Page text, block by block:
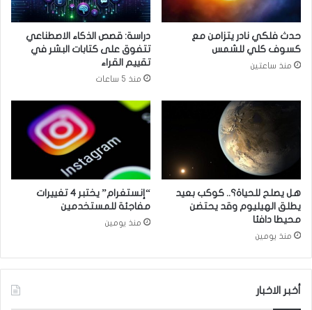
و
ا
ل
ت
ر
ة
د
خ
ا
ي
ل
ل
ر
ا
ل
ع
ا
ي
حدث فلكي نادر يتزامن مع
كسوف كلي للشمس
منذ ساعتين
دراسة: قصص الذكاء الاصطناعي
تتفوق على كتابات البشر في
تقييم القراء
منذ 5 ساعات
هل يصلح للحياة؟.. كوكب بعيد
يطلق الهيليوم وقد يحتضن
محيطا دافئا
منذ يومين
“إنستغرام” يختبر 4 تغييرات
مفاجئة للمستخدمين
منذ يومين
أخبر الاخبار